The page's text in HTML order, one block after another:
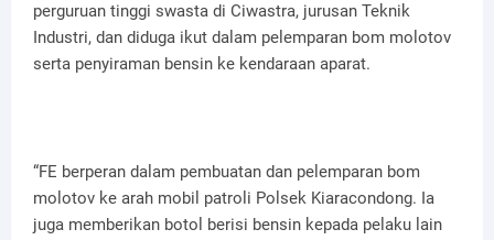
perguruan tinggi swasta di Ciwastra, jurusan Teknik
Industri, dan diduga ikut dalam pelemparan bom molotov
serta penyiraman bensin ke kendaraan aparat.
“FE berperan dalam pembuatan dan pelemparan bom
molotov ke arah mobil patroli Polsek Kiaracondong. Ia
juga memberikan botol berisi bensin kepada pelaku lain